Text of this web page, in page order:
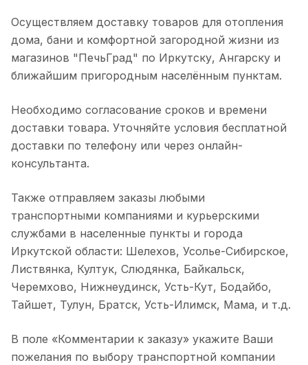
Осуществляем доставку товаров для отопления
дома, бани и комфортной загородной жизни из
магазинов "ПечьГрад" по Иркутску, Ангарску и
ближайшим пригородным населённым пунктам.
Необходимо согласование сроков и времени
доставки товара. Уточняйте условия бесплатной
доставки по телефону или через онлайн-
консультанта.
Также отправляем заказы любыми
транспортными компаниями и курьерскими
службами в населенные пункты и города
Иркутской области: Шелехов, Усолье-Сибирское,
Листвянка, Култук, Слюдянка, Байкальск,
Черемхово, Нижнеудинск, Усть-Кут, Бодайбо,
Тайшет, Тулун, Братск, Усть-Илимск, Мама, и т.д.
В поле «Комментарии к заказу» укажите Ваши
пожелания по выбору транспортной компании